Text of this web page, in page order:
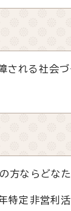
れる社会づ
方ならどな
定非営利活